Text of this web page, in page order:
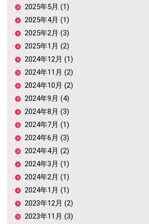
2025年5月 (1)
2025年4月 (1)
2025年2月 (3)
2025年1月 (2)
2024年12月 (1)
2024年11月 (2)
2024年10月 (2)
2024年9月 (4)
2024年8月 (3)
2024年7月 (1)
2024年6月 (3)
2024年4月 (2)
2024年3月 (1)
2024年2月 (1)
2024年1月 (1)
2023年12月 (2)
2023年11月 (3)